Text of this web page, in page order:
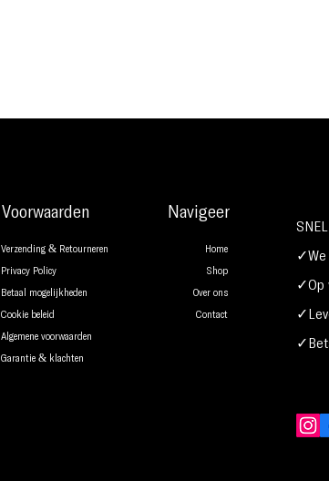
Voorwaarden
Verzending & Retourneren
Privacy Policy
Betaal mogelijkheden
Cookie beleid
Algemene voorwaarden
Garantie & klachten
Navigeer
Home
Shop
Over ons
Contact
✓We
✓Op